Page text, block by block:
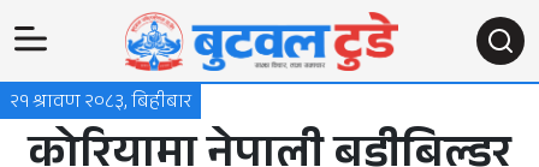
२१ श्रावण २०८३, बिहीबार